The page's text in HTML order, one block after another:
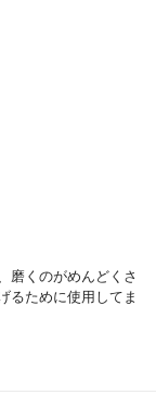
磨くのがめんどくさ
るために使用してま